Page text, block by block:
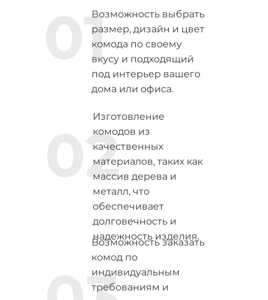
Возможность выбрать
размер, дизайн и цвет
комода по своему
вкусу и подходящий
под интерьер вашего
дома или офиса.
Изготовление
комодов из
качественных
материалов, таких как
массив дерева и
металл, что
обеспечивает
долговечность и
надежность изделия.
Возможность заказать
комод по
индивидуальным
требованиям и
01
02